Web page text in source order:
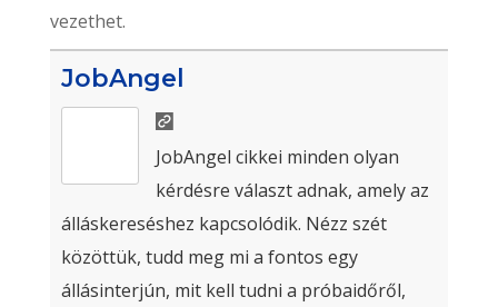
vezethet.
JobAngel
JobAngel cikkei minden olyan
kérdésre választ adnak, amely az
álláskereséshez kapcsolódik. Nézz szét
közöttük, tudd meg mi a fontos egy
állásinterjún, mit kell tudni a próbaidőről,